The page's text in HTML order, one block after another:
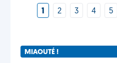
1 2 3 4 5
MIAOUTÉ !